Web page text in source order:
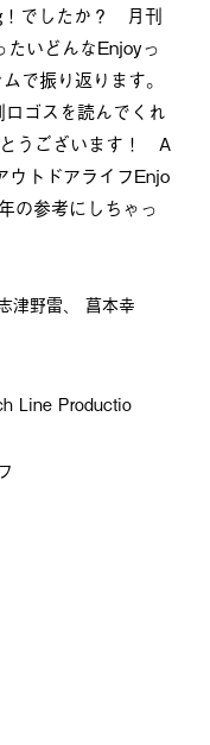
！でしたか？ 月刊
いどんなEnjoyっ
で振り返ります。
ゴスを読んでくれ
うございます！ A
ウトドアライフEnjo
の参考にしちゃっ
津野雷、 菖本幸
Line Productio